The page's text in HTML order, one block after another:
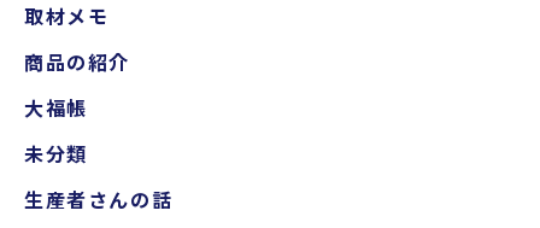
取材メモ
商品の紹介
大福帳
未分類
生産者さんの話